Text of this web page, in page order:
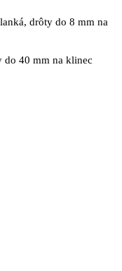
drôty do 8 mm na
do 40 mm na klinec